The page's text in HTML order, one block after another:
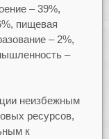
– 39%,
пищевая
– 2%,
–
неизбежным
ресурсов,
к